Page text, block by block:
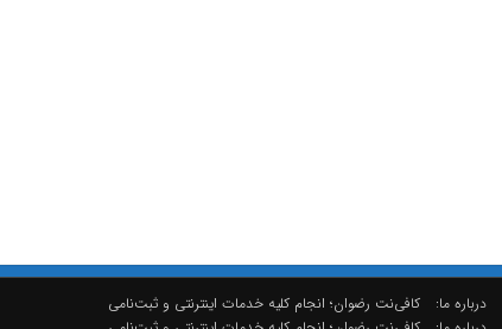
درباره ما: کافی‌نت رضوان؛ انجام کلیه خدمات اینترنتی و ثبت‌نامی